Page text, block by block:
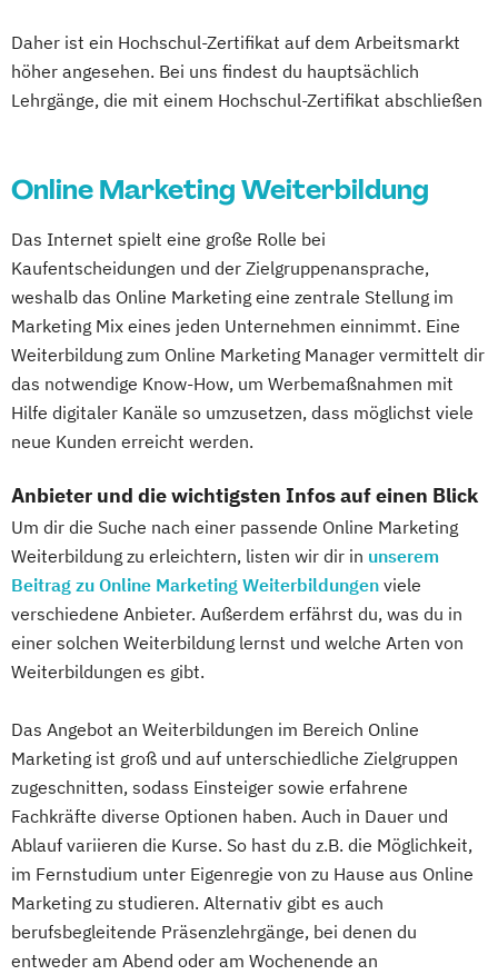
Daher ist ein Hochschul-Zertifikat auf dem Arbeitsmarkt
höher angesehen. Bei uns findest du hauptsächlich
Lehrgänge, die mit einem Hochschul-Zertifikat abschließen
Online Marketing Weiterbildung
Das Internet spielt eine große Rolle bei
Kaufentscheidungen und der Zielgruppenansprache,
weshalb das Online Marketing eine zentrale Stellung im
Marketing Mix eines jeden Unternehmen einnimmt. Eine
Weiterbildung zum Online Marketing Manager vermittelt dir
das notwendige Know-How, um Werbemaßnahmen mit
Hilfe digitaler Kanäle so umzusetzen, dass möglichst viele
neue Kunden erreicht werden.
Anbieter und die wichtigsten Infos auf einen Blick
Um dir die Suche nach einer passende Online Marketing
Weiterbildung zu erleichtern, listen wir dir in unserem
Beitrag zu Online Marketing Weiterbildungen viele
verschiedene Anbieter. Außerdem erfährst du, was du in
einer solchen Weiterbildung lernst und welche Arten von
Weiterbildungen es gibt.
Das Angebot an Weiterbildungen im Bereich Online
Marketing ist groß und auf unterschiedliche Zielgruppen
zugeschnitten, sodass Einsteiger sowie erfahrene
Fachkräfte diverse Optionen haben. Auch in Dauer und
Ablauf variieren die Kurse. So hast du z.B. die Möglichkeit,
im Fernstudium unter Eigenregie von zu Hause aus Online
Marketing zu studieren. Alternativ gibt es auch
berufsbegleitende Präsenzlehrgänge, bei denen du
entweder am Abend oder am Wochenende an